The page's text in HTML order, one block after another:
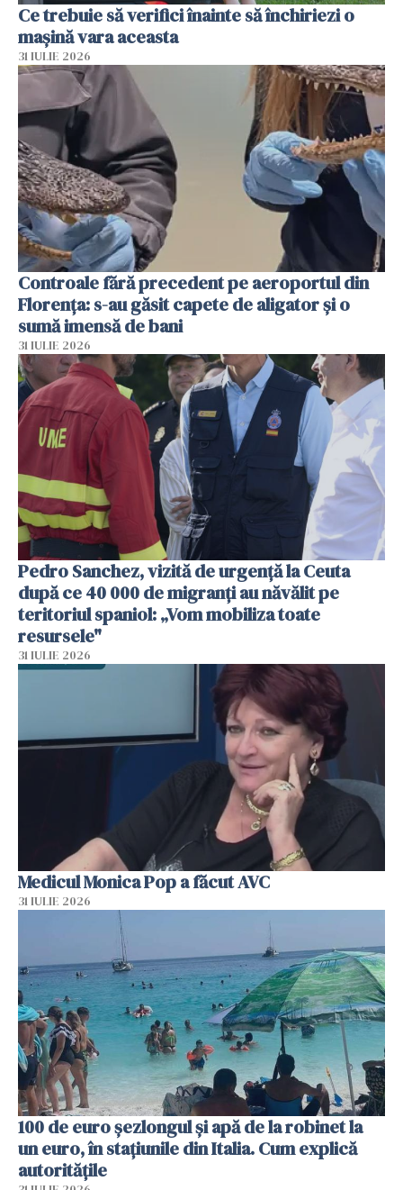
Ce trebuie să verifici înainte să închiriezi o
mașină vara aceasta
31 IULIE 2026
Controale fără precedent pe aeroportul din
Florența: s-au găsit capete de aligator și o
sumă imensă de bani
31 IULIE 2026
Pedro Sanchez, vizită de urgență la Ceuta
după ce 40 000 de migranți au năvălit pe
teritoriul spaniol: „Vom mobiliza toate
resursele"
31 IULIE 2026
Medicul Monica Pop a făcut AVC
31 IULIE 2026
100 de euro șezlongul și apă de la robinet la
un euro, în stațiunile din Italia. Cum explică
autoritățile